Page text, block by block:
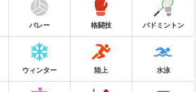
バレー 格闘技 バドミントン
ウィンター 陸上 水泳